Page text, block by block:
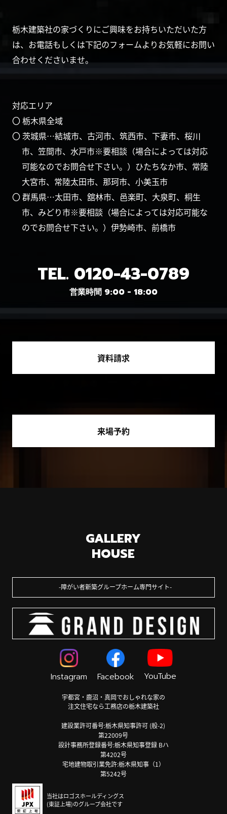
栃木建築社の家づくりにご興味をお持ちいただいた方
は、お電話もしくは下記のフォームよりお気軽にお問い
合わせくださいませ。
対応エリア
〇 栃木県全域
〇 茨城県…結城市、古河市、筑西市、下妻市、桜川
市、笠間市、水戸市※要相談（場合によっては対応
可能なのでお問合せ下さい。）ひたちなか市、常陸
大宮市、常陸太田市、那珂市、小美玉市
〇 群馬県…太田市、舘林市、邑楽町、大泉町、桐生
市、みどり市※要相談（場合によっては対応可能な
のでお問合せ下さい。）伊勢崎市、前橋市
TEL. 0120-43-0789
営業時間 9:00 - 18:00
資料請求
来場予約
GALLERY
HOUSE
障がい者新築グループホーム専門サイト
Instagram Facebook YouTube
宇都宮・鹿沼・真岡でおしゃれな家の
注文住宅なら工務店の栃木建築社
建設業許可番号:栃木県知事許可 (般-2)
第22009号
設計事務所登録番号:栃木県知事登録 Bハ
第4202号
宅地建物取引業免許:栃木県知事（1）
第5242号
当社はロゴスホールディングス
(東証上場)のグループ会社です